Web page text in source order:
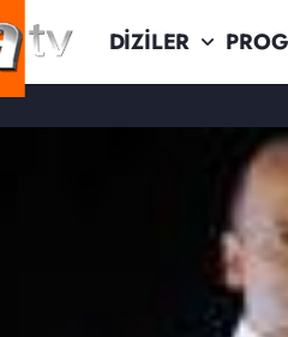
DİZİLER